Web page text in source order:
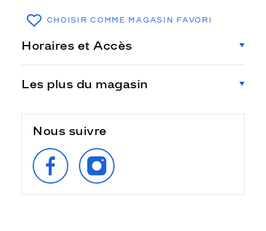
CHOISIR COMME MAGASIN FAVORI
Horaires et Accès
Les plus du magasin
Nous suivre
SUIVEZ‑NOUS
SUR
FACEBOOK
SUIVEZ‑NOUS
SUR
INSTAGRAM